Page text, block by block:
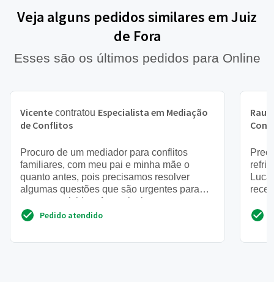
Veja alguns pedidos similares em Juiz
de Fora
Esses são os últimos pedidos para Online
Vicente contratou Especialista em Mediação
de Conflitos
Procuro de um mediador para conflitos
familiares, com meu pai e minha mãe o
quanto antes, pois precisamos resolver
algumas questões que são urgentes para
serem resolvidas, é possivel que ...
Pedido atendido
Raul